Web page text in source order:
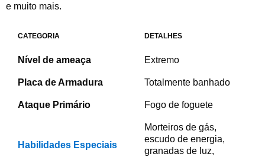
e muito mais.
CATEGORIA DETALHES
Nível de ameaça Extremo
Placa de Armadura Totalmente banhado
Ataque Primário Fogo de foguete
Habilidades Especiais
Morteiros de gás,
escudo de energia,
granadas de luz,